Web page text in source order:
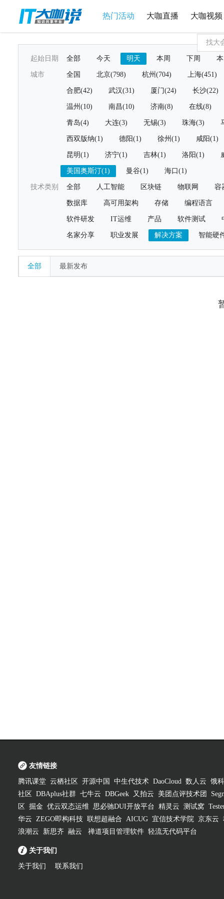
热门活动 大咖直播 大咖视频
起始日期 全部 今天 明天 本周 下周
城市 全国 北京(798) 杭州(704) 上海(451)
合肥(42) 武汉(31) 厦门(24) 长沙(22)
温州(10) 南昌(10) 济南(8) 在线(8)
青岛(4) 大连(3) 无锡(3) 珠海(3)
西双版纳(1) 德阳(1) 徐州(1) 咸阳(1)
昆明(1) 济宁(1) 吉林(1) 洛阳(1)
美国奥斯汀(1) 曼谷(1) 海口(1)
技术类别 全部 人工智能 区块链 物联网 容
数据库 高可用架构 存储 编程语言
软件研发 IT运维 产品 软件测试
名家分享 职业发展 解决方案 智能硬
全部 最新发布
友情链接
腾讯课堂 云栖社区 开源中国 中生代技术 DaoCloud 数人云 饿
社区
DBAplus社群 七牛云 DBGeek 又拍云 美团点评技术团
区
掘金 优云双态运维 思必驰DUI开放平台 精灵云 测试窝
华云 ZEGO即构科技 联想超融合 AICUG 宜信技术学院 京东云
浪潮云
新思齐 融云 禅道项目管理软件 轻流无代码平台
关于我们
关于我们 联系我们